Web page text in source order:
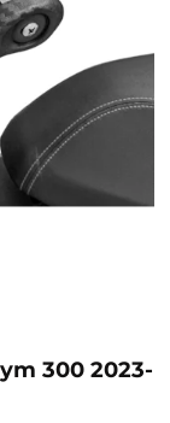
300 2023-